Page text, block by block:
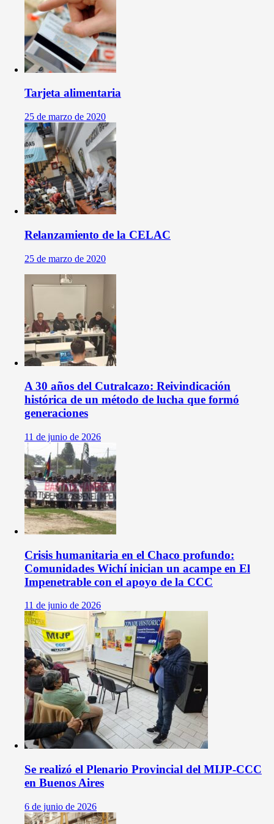
Tarjeta alimentaria
25 de marzo de 2020
Relanzamiento de la CELAC
25 de marzo de 2020
A 30 años del Cutralcazo: Reivindicación
histórica de un método de lucha que formó
generaciones
11 de junio de 2026
Crisis humanitaria en el Chaco profundo:
Comunidades Wichí inician un acampe en El
Impenetrable con el apoyo de la CCC
11 de junio de 2026
Se realizó el Plenario Provincial del MIJP-CCC
en Buenos Aires
6 de junio de 2026